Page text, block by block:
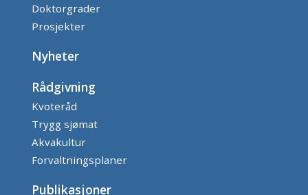
Doktorgrader
Prosjekter
Nyheter
Rådgivning
Kvoteråd
Trygg sjømat
Akvakultur
Forvaltningsplaner
Publikasjoner